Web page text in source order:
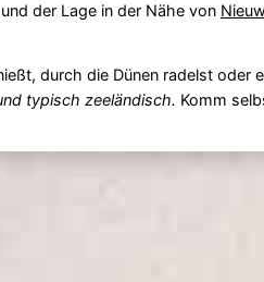
der Lage in der Nähe von
durch die Dünen radelst oder
typisch zeeländisch. Komm